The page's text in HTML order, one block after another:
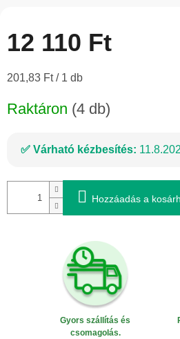
12 110 Ft
Egységár:
201,83 Ft / 1 db
Raktáron (4 db)
Várható kézbesítés:
Hozzáadás a
Gyors szállítás és
csomagolás.